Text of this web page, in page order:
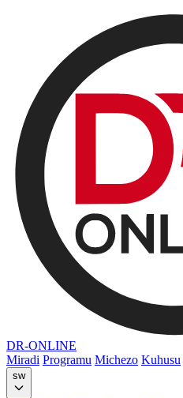
DR-ONLINE
Miradi Programu Michezo Kuhusu
sw